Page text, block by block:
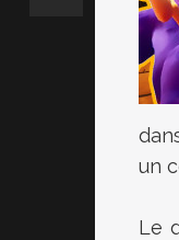
un
Le